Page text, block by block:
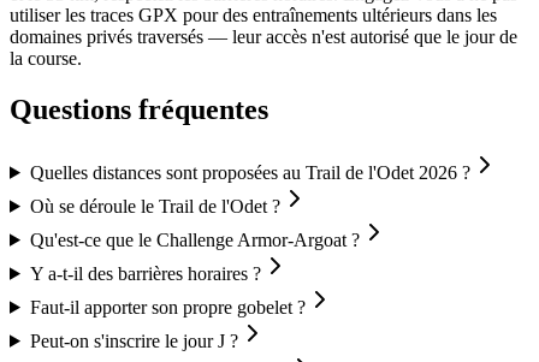
utiliser les traces GPX pour des entraînements ultérieurs dans les
domaines privés traversés — leur accès n'est autorisé que le jour de
la course.
Questions fréquentes
Quelles distances sont proposées au Trail de l'Odet 2026 ?
Où se déroule le Trail de l'Odet ?
Qu'est-ce que le Challenge Armor-Argoat ?
Y a-t-il des barrières horaires ?
Faut-il apporter son propre gobelet ?
Peut-on s'inscrire le jour J ?